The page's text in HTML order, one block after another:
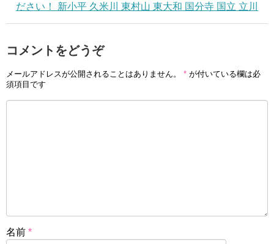
ださい！ 新小平 久米川 東村山 東大和 国分寺 国立 立川
コメントをどうぞ
メールアドレスが公開されることはありません。 * が付いている欄は必
須項目です
名前 *